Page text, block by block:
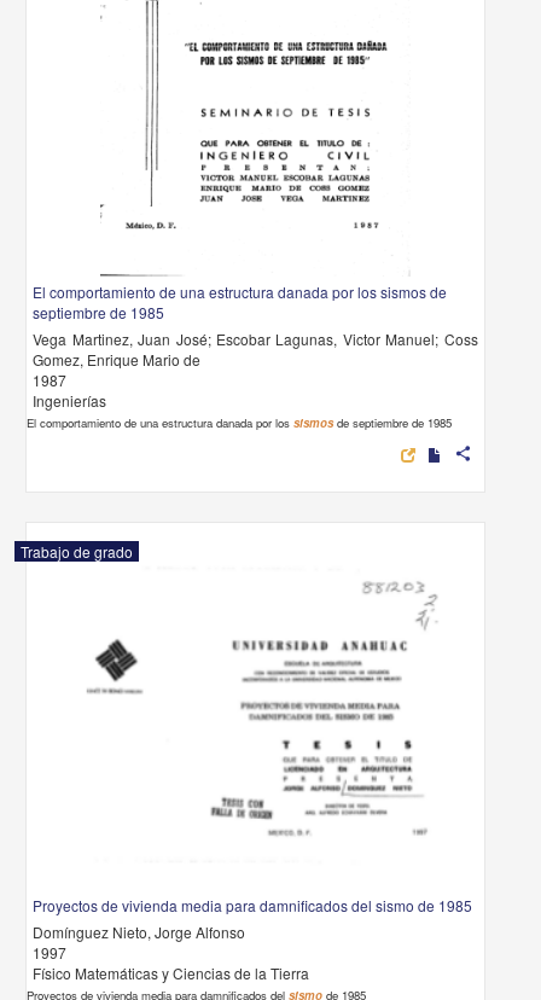
El comportamiento de una estructura danada por los sismos de
septiembre de 1985
Vega Martinez, Juan José; Escobar Lagunas, Victor Manuel; Coss
Gomez, Enrique Mario de
1987
Ingenierías
El comportamiento de una estructura danada por lossismosde septiembre de 1985
share
Trabajo de grado
Proyectos de vivienda media para damnificados del sismo de 1985
Domínguez Nieto, Jorge Alfonso
1997
Físico Matemáticas y Ciencias de la Tierra
Proyectos de vivienda media para damnificados delsismo de 1985